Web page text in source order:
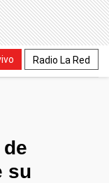
Radio La Red
su